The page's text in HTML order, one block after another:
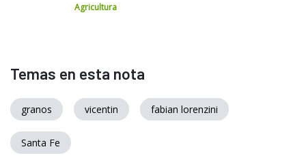
Agricultura
Temas en esta nota
granos vicentin fabian lorenzini
Santa Fe